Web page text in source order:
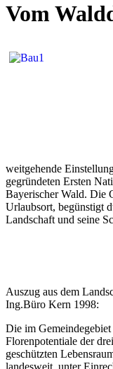
Vom
weitgehende
gegründeten Ersten
Bayerischer Wald. Die
Urlaubsort, begünstigt
Landschaft und seine
Auszug aus dem
Ing.Büro Kern 1998:
Die im
Florenpotentiale der
geschützten